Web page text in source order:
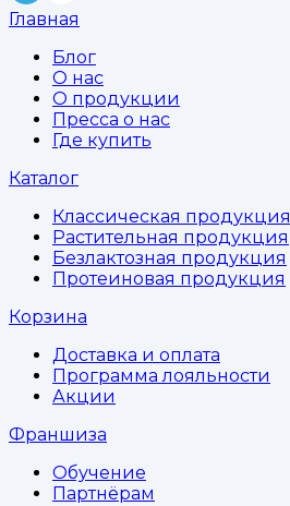
Главная
Блог
О нас
О продукции
Пресса о нас
Где купить
Каталог
Классическая продукция
Растительная продукция
Безлактозная продукция
Протеиновая продукция
Корзина
Доставка и оплата
Программа лояльности
Акции
Франшиза
Обучение
Партнёрам